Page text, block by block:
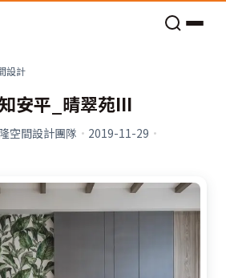
設計
安平_晴翠苑III
空間設計團隊 · 2019-11-29 ·